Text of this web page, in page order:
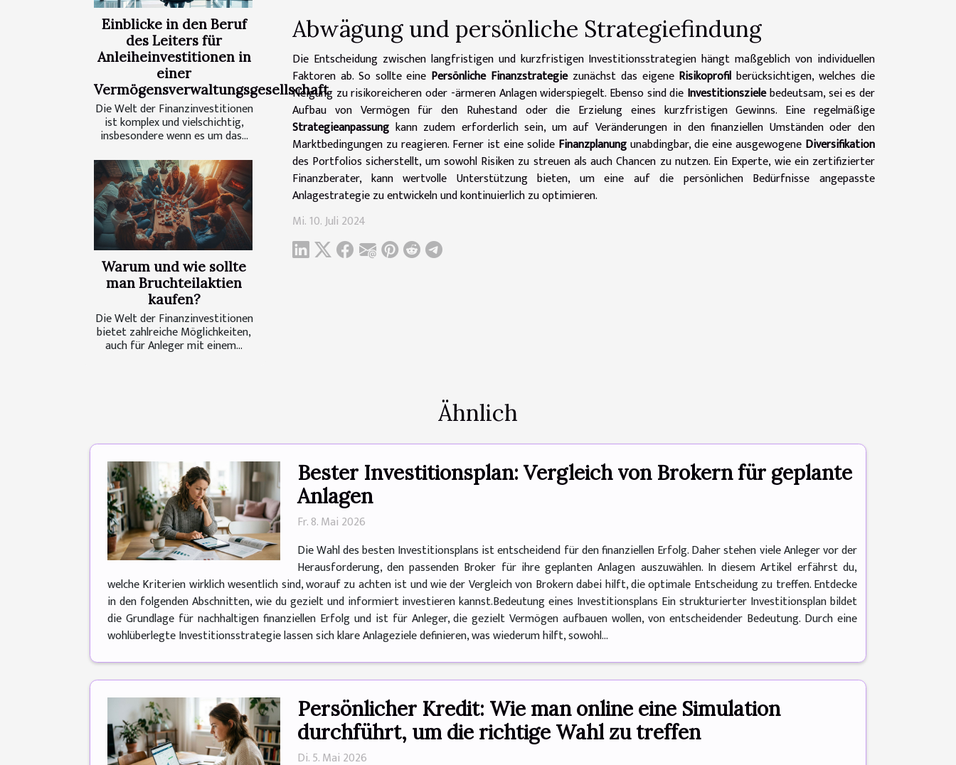
Einblicke in den Beruf
des Leiters für
Anleiheinvestitionen in
einer
Vermögensverwaltungsgesellschaft
Die Welt der Finanzinvestitionen
ist komplex und vielschichtig,
insbesondere wenn es um das...
Warum und wie sollte
man Bruchteilaktien
kaufen?
Die Welt der Finanzinvestitionen
bietet zahlreiche Möglichkeiten,
auch für Anleger mit einem...
Abwägung und persönliche Strategiefindung
Die Entscheidung zwischen langfristigen und kurzfristigen Investitionsstrategien hängt maßgeblich von individuellen
Faktoren ab. So sollte eine Persönliche Finanzstrategiezunächst das eigene Risikoprofil berücksichtigen, welches die
Neigung zu risikoreicheren oder -ärmeren Anlagen widerspiegelt. Ebenso sind die Investitionszielebedeutsam, sei es der
Aufbau von Vermögen für den Ruhestand oder die Erzielung eines kurzfristigen Gewinns. Eine regelmäßige
Strategieanpassung kann zudem erforderlich sein, um auf Veränderungen in den finanziellen Umständen oder den
Marktbedingungen zu reagieren. Ferner ist eine solide Finanzplanungunabdingbar, die eine ausgewogene Diversifikation
des Portfolios sicherstellt, um sowohl Risiken zu streuen als auch Chancen zu nutzen. Ein Experte, wie ein zertifizierter
Finanzberater, kann wertvolle Unterstützung bieten, um eine auf die persönlichen Bedürfnisse angepasste
Anlagestrategie zu entwickeln und kontinuierlich zu optimieren.
Mi. 10. Juli 2024
Ähnlich
Bester Investitionsplan: Vergleich von Brokern für geplante
Anlagen
Fr. 8. Mai 2026
Die Wahl des besten Investitionsplans ist entscheidend für den finanziellen Erfolg. Daher stehen viele Anleger vor der
Herausforderung, den passenden Broker für ihre geplanten Anlagen auszuwählen. In diesem Artikel erfährst du,
welche Kriterien wirklich wesentlich sind, worauf zu achten ist und wie der Vergleich von Brokern dabei hilft, die optimale Entscheidung zu treffen. Entdecke
in den folgenden Abschnitten, wie du gezielt und informiert investieren kannst.Bedeutung eines Investitionsplans Ein strukturierter Investitionsplan bildet
die Grundlage für nachhaltigen finanziellen Erfolg und ist für Anleger, die gezielt Vermögen aufbauen wollen, von entscheidender Bedeutung. Durch eine
wohlüberlegte Investitionsstrategie lassen sich klare Anlageziele definieren, was wiederum hilft, sowohl...
Persönlicher Kredit: Wie man online eine Simulation
durchführt, um die richtige Wahl zu treffen
Di. 5. Mai 2026